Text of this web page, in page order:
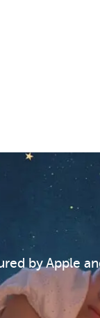
by Apple